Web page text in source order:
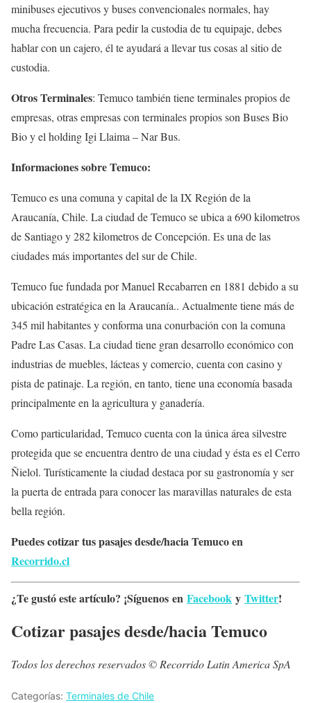
minibuses ejecutivos y buses convencionales normales, hay
mucha frecuencia. Para pedir la custodia de tu equipaje, debes
hablar con un cajero, él te ayudará a llevar tus cosas al sitio de
custodia.
Otros Terminales: Temuco también tiene terminales propios de
empresas, otras empresas con terminales propios son Buses Bio
Bio y el holding Igi Llaima – Nar Bus.
Informaciones sobre Temuco:
Temuco es una comuna y capital de la IX Región de la
Araucanía, Chile. La ciudad de Temuco se ubica a 690 kilometros
de Santiago y 282 kilometros de Concepción. Es una de las
ciudades más importantes del sur de Chile.
Temuco fue fundada por Manuel Recabarren en 1881 debido a su
ubicación estratégica en la Araucanía.. Actualmente tiene más de
345 mil habitantes y conforma una conurbación con la comuna
Padre Las Casas. La ciudad tiene gran desarrollo económico con
industrias de muebles, lácteas y comercio, cuenta con casino y
pista de patinaje. La región, en tanto, tiene una economía basada
principalmente en la agricultura y ganadería.
Como particularidad, Temuco cuenta con la única área silvestre
protegida que se encuentra dentro de una ciudad y ésta es el Cerro
Ñielol. Turísticamente la ciudad destaca por su gastronomía y ser
la puerta de entrada para conocer las maravillas naturales de esta
bella región.
Puedes cotizar tus pasajes desde/hacia Temuco en
Recorrido.cl
¿Te gustó este artículo? ¡Síguenos en Facebook y Twitter!
Cotizar pasajes desde/hacia Temuco
Todos los derechos reservados © Recorrido Latin America SpA
Categorías: Terminales de Chile